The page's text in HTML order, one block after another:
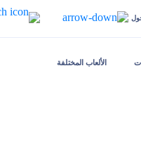
الألعاب المختلفة